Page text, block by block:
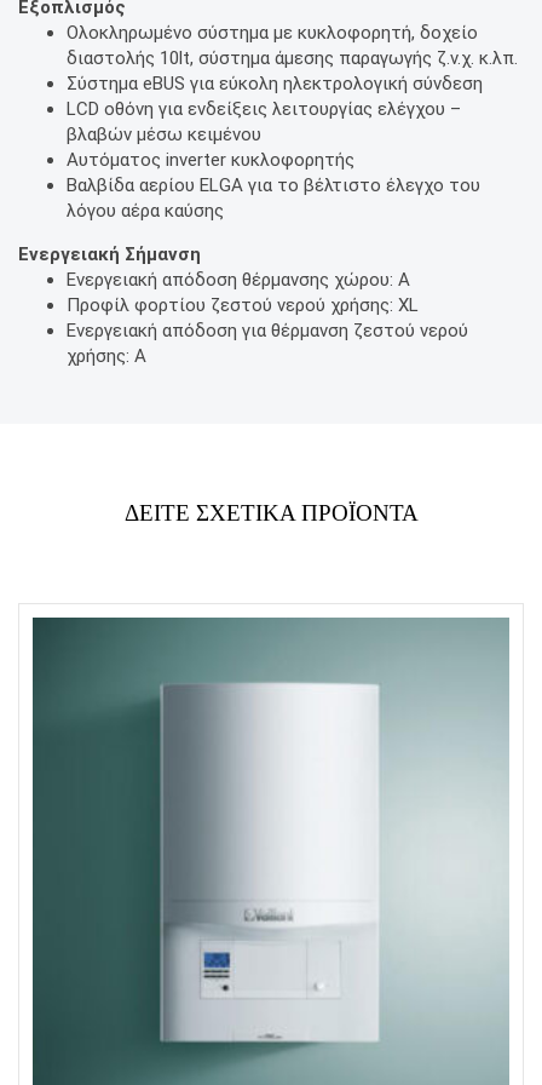
Εξοπλισμός
Ολοκληρωμένο σύστημα με κυκλοφορητή, δοχείο
διαστολής 10lt, σύστημα άμεσης παραγωγής ζ.ν.χ. κ.λπ.
Σύστημα eBUS για εύκολη ηλεκτρολογική σύνδεση
LCD οθόνη για ενδείξεις λειτουργίας ελέγχου –
βλαβών μέσω κειμένου
Αυτόματος inverter κυκλοφορητής
Βαλβίδα αερίου ELGA για το βέλτιστο έλεγχο του
λόγου αέρα καύσης
Ενεργειακή Σήμανση
Ενεργειακή απόδοση θέρμανσης χώρου: A
Προφίλ φορτίου ζεστού νερού χρήσης: XL
Ενεργειακή απόδοση για θέρμανση ζεστού νερού
χρήσης: A
ΔΕΙΤΕ ΣΧΕΤΙΚΑ ΠΡΟΪΟΝΤΑ